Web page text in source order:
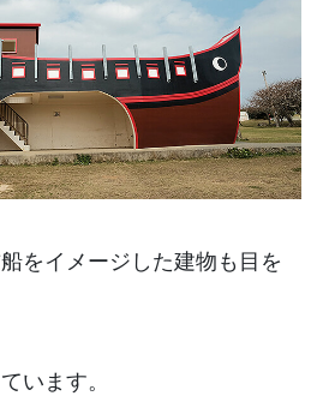
をイメージした建物も目を
います。